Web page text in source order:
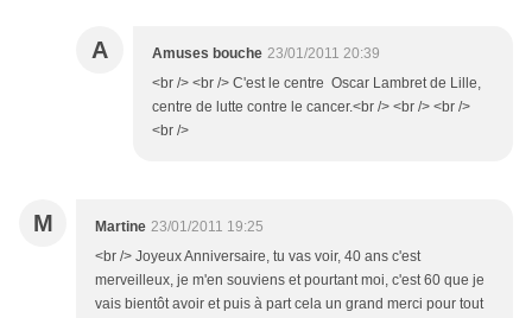
A Amuses bouche 23/01/2011 20:39
<br /> <br /> C'est le centre Oscar Lambret de Lille,
centre de lutte contre le cancer.<br /> <br /> <br />
<br />
M Martine 23/01/2011 19:25
<br /> Joyeux Anniversaire, tu vas voir, 40 ans c'est
merveilleux, je m'en souviens et pourtant moi, c'est 60 que je
vais bientôt avoir et puis à part cela un grand merci pour tout